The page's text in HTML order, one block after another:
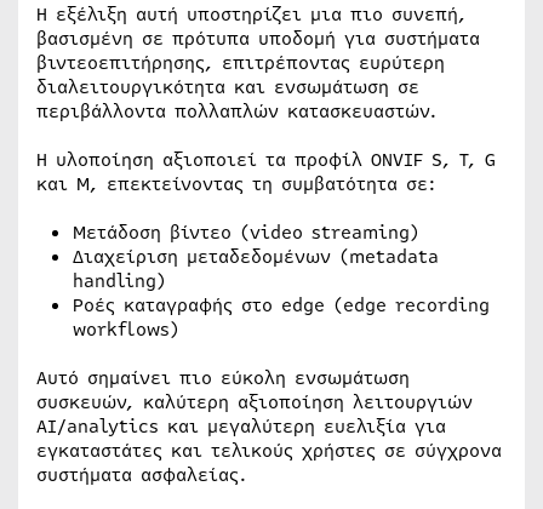
Η εξέλιξη αυτή υποστηρίζει μια πιο συνεπή,
βασισμένη σε πρότυπα υποδομή για συστήματα
βιντεοεπιτήρησης, επιτρέποντας ευρύτερη
διαλειτουργικότητα και ενσωμάτωση σε
περιβάλλοντα πολλαπλών κατασκευαστών.
Η υλοποίηση αξιοποιεί τα προφίλ ONVIF S, T, G
και M, επεκτείνοντας τη συμβατότητα σε:
Μετάδοση βίντεο (video streaming)
Διαχείριση μεταδεδομένων (metadata
handling)
Ροές καταγραφής στο edge (edge recording
workflows)
Αυτό σημαίνει πιο εύκολη ενσωμάτωση
συσκευών, καλύτερη αξιοποίηση λειτουργιών
AI/analytics και μεγαλύτερη ευελιξία για
εγκαταστάτες και τελικούς χρήστες σε σύγχρονα
συστήματα ασφαλείας.